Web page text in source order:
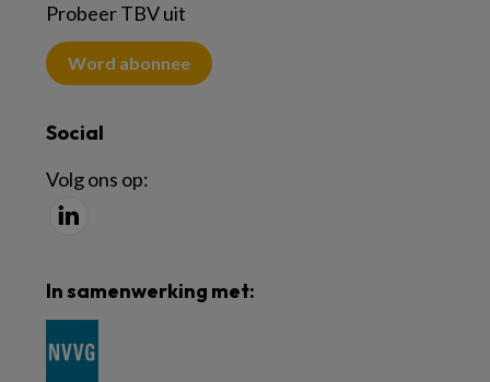
Probeer TBV uit
Word abonnee
Social
Volg ons op:
In samenwerking met: